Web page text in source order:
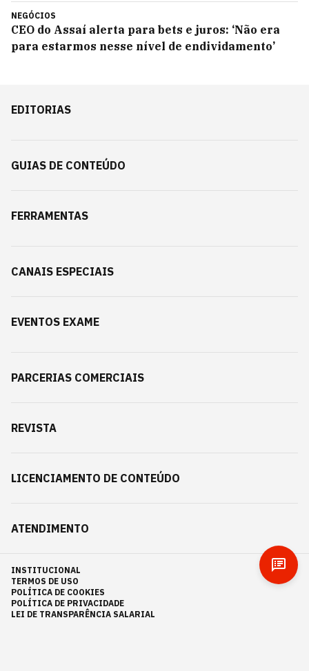
NEGÓCIOS
CEO do Assaí alerta para bets e juros: ‘Não era
para estarmos nesse nível de endividamento’
EDITORIAS
GUIAS DE CONTEÚDO
FERRAMENTAS
CANAIS ESPECIAIS
EVENTOS EXAME
PARCERIAS COMERCIAIS
REVISTA
LICENCIAMENTO DE CONTEÚDO
ATENDIMENTO
INSTITUCIONAL
TERMOS DE USO
POLÍTICA DE COOKIES
POLÍTICA DE PRIVACIDADE
LEI DE TRANSPARÊNCIA SALARIAL